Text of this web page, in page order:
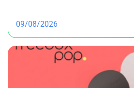
09/08/2026